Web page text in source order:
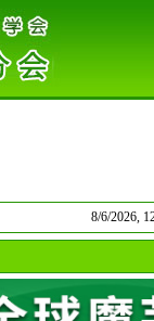
8/6/2026,